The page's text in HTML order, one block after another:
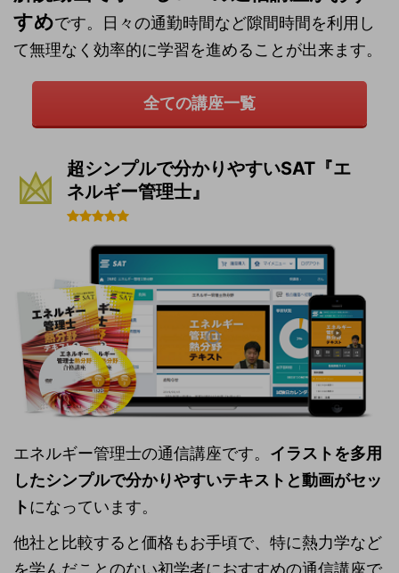
すめです。日々の通勤時間など隙間時間を利用し
て無理なく効率的に学習を進めることが出来ます。
全ての講座一覧
超シンプルで分かりやすいSAT『エ
ネルギー管理士』
エネルギー管理士の通信講座です。 イラストを多用
したシンプルで分かりやすいテキストと動画がセッ
トになっています。
他社と比較すると価格もお手頃で、特に熱力学など